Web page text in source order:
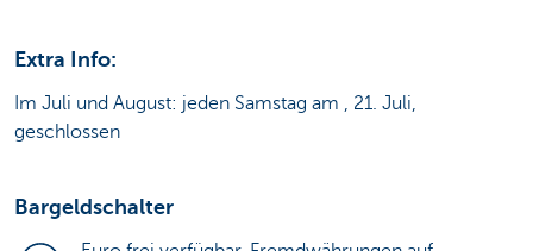
Extra Info:
Im Juli und August: jeden Samstag am , 21. Juli,
geschlossen
Bargeldschalter